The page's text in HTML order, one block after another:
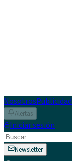
NosotrosPublicidad
Alertas
Iniciar sesión
Newsletter